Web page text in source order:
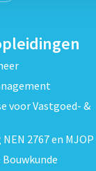
voor Vastgoed- &
2767 en MJOP